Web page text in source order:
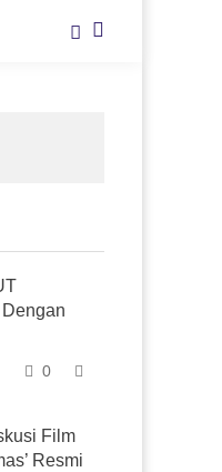
0
Film
Resmi